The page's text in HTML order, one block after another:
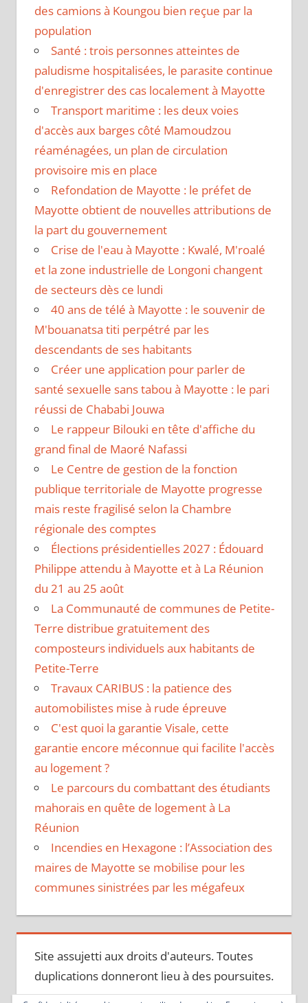
des camions à Koungou bien reçue par la
population
Santé : trois personnes atteintes de
paludisme hospitalisées, le parasite continue
d'enregistrer des cas localement à Mayotte
Transport maritime : les deux voies
d'accès aux barges côté Mamoudzou
réaménagées, un plan de circulation
provisoire mis en place
Refondation de Mayotte : le préfet de
Mayotte obtient de nouvelles attributions de
la part du gouvernement
Crise de l'eau à Mayotte : Kwalé, M'roalé
et la zone industrielle de Longoni changent
de secteurs dès ce lundi
40 ans de télé à Mayotte : le souvenir de
M'bouanatsa titi perpétré par les
descendants de ses habitants
Créer une application pour parler de
santé sexuelle sans tabou à Mayotte : le pari
réussi de Chababi Jouwa
Le rappeur Bilouki en tête d'affiche du
grand final de Maoré Nafassi
Le Centre de gestion de la fonction
publique territoriale de Mayotte progresse
mais reste fragilisé selon la Chambre
régionale des comptes
Élections présidentielles 2027 : Édouard
Philippe attendu à Mayotte et à La Réunion
du 21 au 25 août
La Communauté de communes de Petite-
Terre distribue gratuitement des
composteurs individuels aux habitants de
Petite-Terre
Travaux CARIBUS : la patience des
automobilistes mise à rude épreuve
C'est quoi la garantie Visale, cette
garantie encore méconnue qui facilite l'accès
au logement ?
Le parcours du combattant des étudiants
mahorais en quête de logement à La
Réunion
Incendies en Hexagone : l’Association des
maires de Mayotte se mobilise pour les
communes sinistrées par les mégafeux
Site assujetti aux droits d'auteurs. Toutes
duplications donneront lieu à des poursuites.